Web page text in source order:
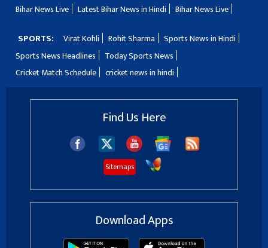
Bihar News Live
Latest Bihar News in Hindi Bihar News Live
SPORTS: Virat Kohli Rohit Sharma
Sports News in Hindi
Sports News Headlines
Today Sports News
Cricket Match Schedule
cricket news in hindi
Find Us Here
Sitemaps
Download Apps